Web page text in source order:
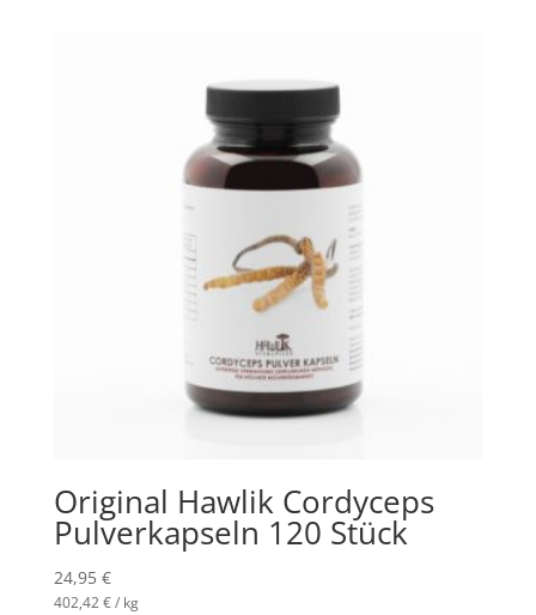
Original Hawlik Cordyceps
Pulverkapseln 120 Stück
24,95 €
402,42€/ kg